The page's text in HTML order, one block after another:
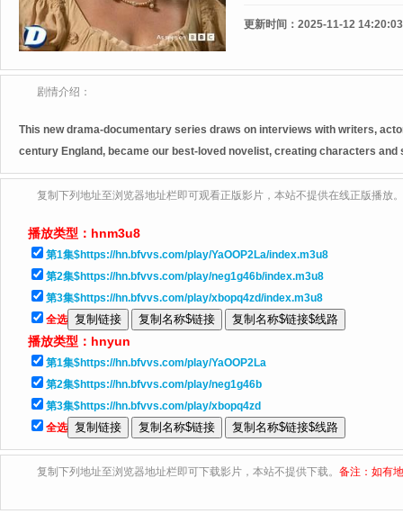
更新时间： 2025-11-12 14:20:03
剧情介绍：
This new drama-documentary series draws on interviews with writers,
century England, became our best-loved novelist, creating characters
复制下列地址至浏览器地址栏即可观看正版影片，本站不提供在线正版播放。
播放类型： hnm3u8
第1集$https://hn.bfvvs.com/play/YaOOP2La/index.m3u8
第2集$https://hn.bfvvs.com/play/neg1g46b/index.m3u8
第3集$https://hn.bfvvs.com/play/xbopq4zd/index.m3u8
全选
播放类型： hnyun
第1集$https://hn.bfvvs.com/play/YaOOP2La
第2集$https://hn.bfvvs.com/play/neg1g46b
第3集$https://hn.bfvvs.com/play/xbopq4zd
全选
复制下列地址至浏览器地址栏即可下载影片，本站不提供下载。 备注：如有